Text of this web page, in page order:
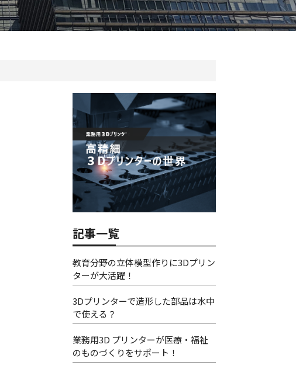
記事一覧
教育分野の立体模型作りに3Dプリン
ターが大活躍！
3Dプリンターで造形した部品は水中
で使える？
業務用3D プリンターが医療・福祉
のものづくりをサポート！